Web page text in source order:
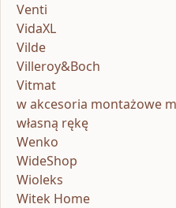
Venti
VidaXL
Vilde
Villeroy&Boch
Vitmat
w akcesoria montażowe
własną rękę
Wenko
WideShop
Wioleks
Witek Home